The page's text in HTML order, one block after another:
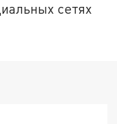
сетях